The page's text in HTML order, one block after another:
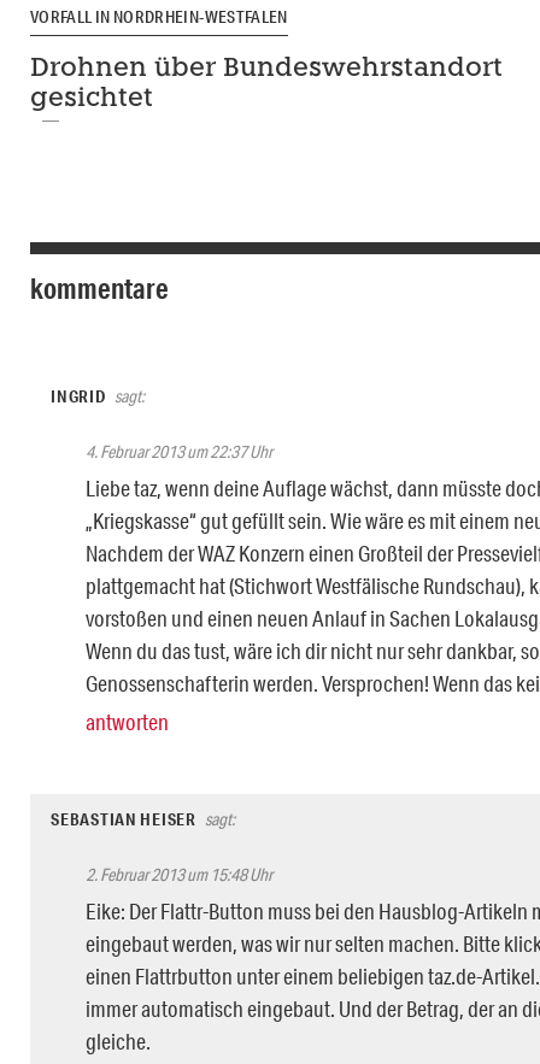
VORFALL IN NORDRHEIN-WESTFALEN
Drohnen über Bundeswehrstandort
gesichtet
kommentare
INGRID sagt:
4. Februar 2013 um 22:37 Uhr
Liebe taz, wenn deine Auflage wächst, dann müsste
„Kriegskasse“ gut gefüllt sein. Wie wäre es mit einem
Nachdem der WAZ Konzern einen Großteil der
plattgemacht hat (Stichwort Westfälische Rundschau),
vorstoßen und einen neuen Anlauf in Sachen
Wenn du das tust, wäre ich dir nicht nur sehr dankbar,
Genossenschafterin werden. Versprochen! Wenn das
antworten
SEBASTIAN HEISER sagt:
2. Februar 2013 um 15:48 Uhr
Eike: Der Flattr-Button muss bei den Hausblog-Artikeln
eingebaut werden, was wir nur selten machen. Bitte
einen Flattrbutton unter einem beliebigen taz.de-
immer automatisch eingebaut. Und der Betrag, der an
gleiche.